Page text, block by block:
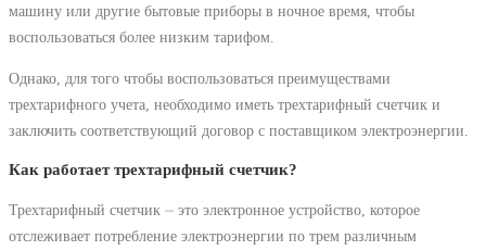
машину или другие бытовые приборы в ночное время, чтобы
воспользоваться более низким тарифом.
Однако, для того чтобы воспользоваться преимуществами
трехтарифного учета, необходимо иметь трехтарифный счетчик и
заключить соответствующий договор с поставщиком электроэнергии.
Как работает трехтарифный счетчик?
Трехтарифный счетчик ⏤ это электронное устройство, которое
отслеживает потребление электроэнергии по трем различным